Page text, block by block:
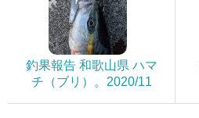
釣果報告 和歌山県 ハマ
チ（ブリ）。2020/11